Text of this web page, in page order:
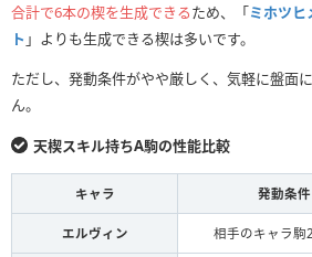
合計で6本の楔を生成できるため、「ミホツヒ
ト 」よりも生成できる楔は多いです。
ただし、発動条件がやや厳しく、気軽に盤面
ん。
天楔スキル持ちA駒の性能比較
キャラ 発動条件
エルヴィン 相手のキャラ駒